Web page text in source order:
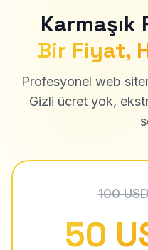
Bir Fiyat,
Profesyonel web
Gizli ücret yok,
100
50